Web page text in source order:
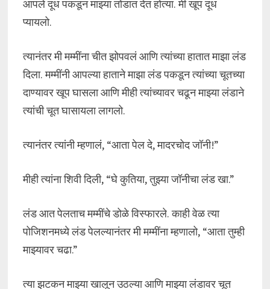
आपले दूध पकडून माझ्या तोंडात देत होत्या. मी खूप दूध
प्यायलो.
त्यानंतर मी मम्मींना चीत झोपवलं आणि त्यांच्या हातात माझा लंड
दिला. मम्मींनी आपल्या हाताने माझा लंड पकडून त्यांच्या चूतच्या
दाण्यावर खूप घासला आणि मीही त्यांच्यावर चढून माझ्या लंडाने
त्यांची चूत घासायला लागलो.
त्यानंतर त्यांनी म्हणालं, “आता पेल दे, मादरचोद जॉनी!”
मीही त्यांना शिवी दिली, “घे कुतिया, तुझ्या जॉनीचा लंड खा.”
लंड आत पेलताच मम्मींचे डोळे विस्फारले. काही वेळ त्या
पोजिशनमध्ये लंड पेलल्यानंतर मी मम्मींना म्हणालो, “आता तुम्ही
माझ्यावर चढा.”
त्या झटकन माझ्या खालून उठल्या आणि माझ्या लंडावर चूत